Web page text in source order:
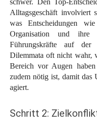
schwer. Den Top-
Alltagsgeschäft involviert
was Entscheidungen
Organisation und ihre
Führungskräfte auf der
Dilemmata oft nicht wahr,
Bereich vor Augen
zudem nötig ist, damit das
agiert.
Schritt 2: